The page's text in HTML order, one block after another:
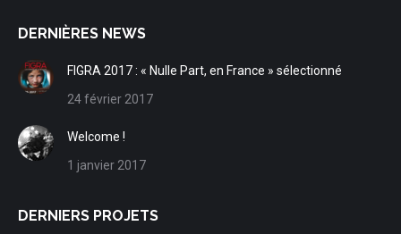
opens
in
new
window
opens
window
opens
window
opens
window
DERNIÈRES NEWS
FIGRA 2017 : « Nulle Part, en France » sélectionné
24 février 2017
Welcome !
1 janvier 2017
DERNIERS PROJETS